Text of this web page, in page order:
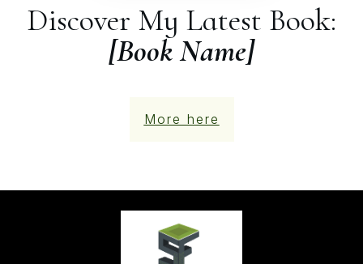
Discover My Latest Book:
[Book Name]
More here